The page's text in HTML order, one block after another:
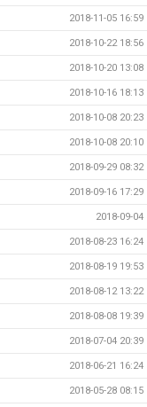
2018-11-05 16:59
2018-10-22 18:56
2018-10-20 13:08
2018-10-16 18:13
2018-10-08 20:23
2018-10-08 20:10
2018-09-29 08:32
2018-09-16 17:29
2018-09-04
2018-08-23 16:24
2018-08-19 19:53
2018-08-12 13:22
2018-08-08 19:39
2018-07-04 20:39
2018-06-21 16:24
2018-05-28 08:15